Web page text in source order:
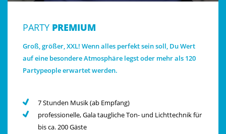
PARTY PREMIUM
Groß, größer, XXL! Wenn alles perfekt sein soll, Du Wert
auf eine besondere Atmosphäre legst oder mehr als 120
Partypeople erwartet werden.
7 Stunden Musik (ab Empfang)
professionelle, Gala taugliche Ton- und Lichttechnik für
bis ca. 200 Gäste